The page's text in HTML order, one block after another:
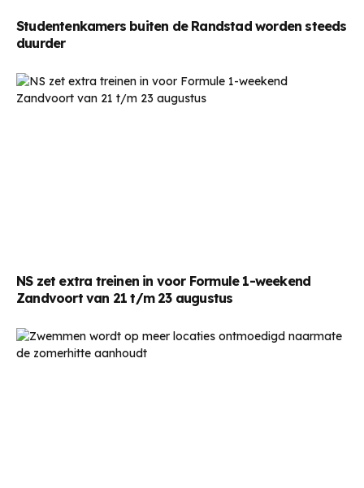
Studentenkamers buiten de Randstad worden steeds
duurder
NS zet extra treinen in voor Formule 1-weekend
Zandvoort van 21 t/m 23 augustus